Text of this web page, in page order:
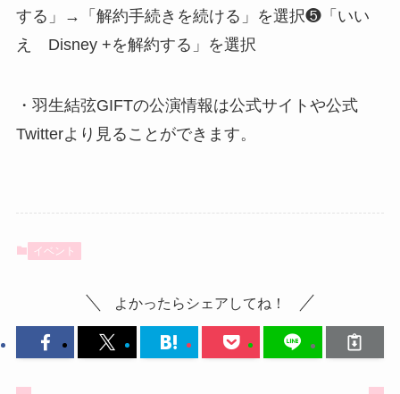
する」→「解約手続きを続ける」を選択❺「いい
え Disney +を解約する」を選択
・羽生結弦GIFTの公演情報は公式サイトや公式
Twitterより見ることができます。
イベント
よかったらシェアしてね！